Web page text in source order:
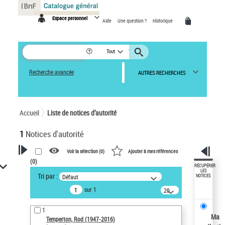
Espace personnel Aide Une question ? Historique
Tout
Recherche avancée AUTRES RECHERCHES
Accueil Liste de notices d’autorité
1 Notices d'autorité
VOTRE RECHERCHE
Recherche avancée dans les
notices d’autorité
Œuvres liées à l'auteur :
Temperton, Rod (1947-2016)
Voir la sélection (0) Ajouter à mes références
(0)
Tri par : Défaut
sur 1
20
résultats/page
1
Temperton, Rod (1947-2016)
RÉCUPÉRER
LES
NOTICES
Ma
Panneau de gestion des cookies